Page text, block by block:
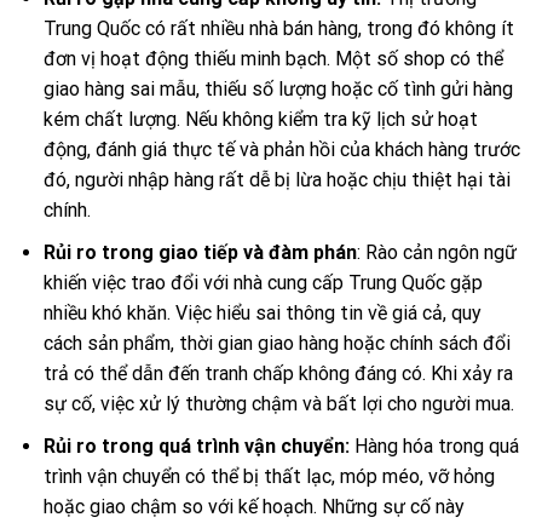
Trung Quốc có rất nhiều nhà bán hàng, trong đó không ít
đơn vị hoạt động thiếu minh bạch. Một số shop có thể
giao hàng sai mẫu, thiếu số lượng hoặc cố tình gửi hàng
kém chất lượng. Nếu không kiểm tra kỹ lịch sử hoạt
động, đánh giá thực tế và phản hồi của khách hàng trước
đó, người nhập hàng rất dễ bị lừa hoặc chịu thiệt hại tài
chính.
Rủi ro trong giao tiếp và đàm phán: Rào cản ngôn ngữ
khiến việc trao đổi với nhà cung cấp Trung Quốc gặp
nhiều khó khăn. Việc hiểu sai thông tin về giá cả, quy
cách sản phẩm, thời gian giao hàng hoặc chính sách đổi
trả có thể dẫn đến tranh chấp không đáng có. Khi xảy ra
sự cố, việc xử lý thường chậm và bất lợi cho người mua.
Rủi ro trong quá trình vận chuyển:Hàng hóa trong quá
trình vận chuyển có thể bị thất lạc, móp méo, vỡ hỏng
hoặc giao chậm so với kế hoạch. Những sự cố này